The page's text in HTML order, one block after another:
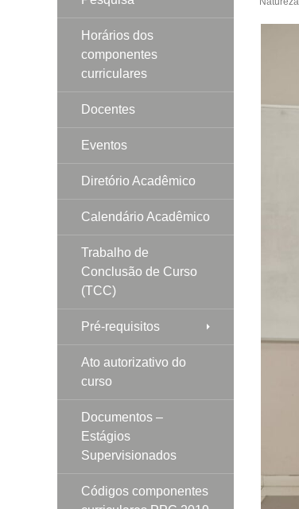
Horários dos
componentes
curriculares
Docentes
Eventos
Diretório Acadêmico
Calendário Acadêmico
Trabalho de
Conclusão de Curso
(TCC)
Pré-requisitos
Ato autorizativo do
curso
Documentos –
Estágios
Supervisionados
Códigos componentes